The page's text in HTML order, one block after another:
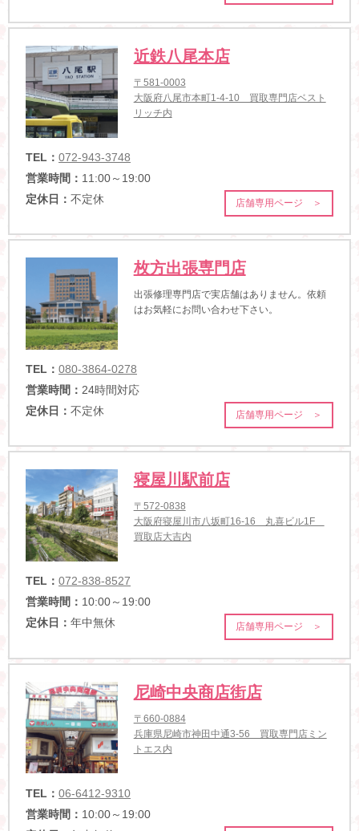
近鉄八尾本店
〒581-0003
大阪府八尾市本町1-4-10 買取専門店ベスト
リッチ内
TEL： 072-943-3748
営業時間： 11:00～19:00
定休日： 不定休 店舗専用ページ ＞
枚方出張専門店
出張修理専門店で実店舗はありません。依頼
はお気軽にお問い合わせ下さい。
TEL： 080-3864-0278
営業時間： 24時間対応
定休日： 不定休 店舗専用ページ ＞
寝屋川駅前店
〒572-0838
大阪府寝屋川市八坂町16-16 丸喜ビル1F
買取店大吉内
TEL： 072-838-8527
営業時間： 10:00～19:00
定休日： 年中無休 店舗専用ページ ＞
尼崎中央商店街店
〒660-0884
兵庫県尼崎市神田中通3-56 買取専門店ミン
トエス内
TEL： 06-6412-9310
営業時間： 10:00～19:00